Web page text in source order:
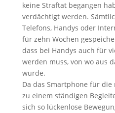
keine Straftat begangen
verdächtigt werden.
Telefons, Handys oder
für zehn Wochen
dass bei Handys auch für
werden muss, von wo aus
wurde.
Da das Smartphone für
zu einem ständigen
sich so lückenlose